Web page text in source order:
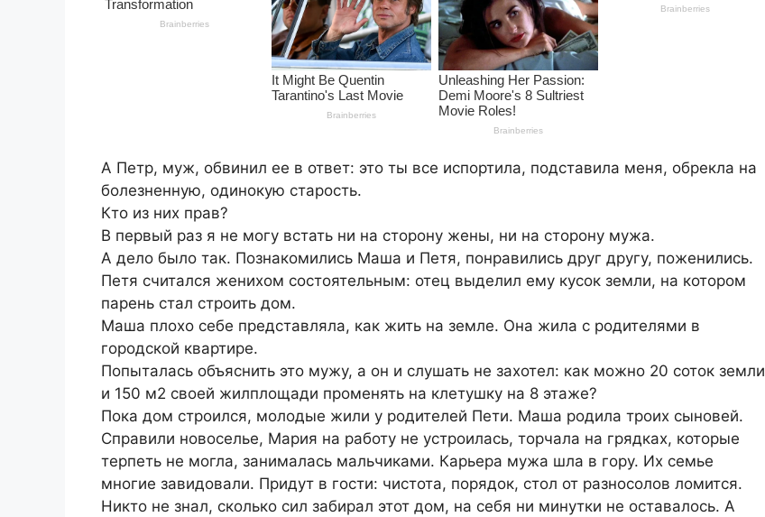
А Петр, муж, обвинил ее в ответ: это ты все испортила, подставила меня, обрекла на
болезненную, одинокую старость.
Кто из них прав?
В первый раз я не могу встать ни на сторону жены, ни на сторону мужа.
А дело было так. Познакомились Маша и Петя, понравились друг другу, поженились.
Петя считался женихом состоятельным: отец выделил ему кусок земли, на котором
парень стал строить дом.
Маша плохо себе представляла, как жить на земле. Она жила с родителями в
городской квартире.
Попыталась объяснить это мужу, а он и слушать не захотел: как можно 20 соток земли
и 150 м2 своей жилплощади променять на клетушку на 8 этаже?
Пока дом строился, молодые жили у родителей Пети. Маша родила троих сыновей.
Справили новоселье, Мария на работу не устроилась, торчала на грядках, которые
терпеть не могла, занималась мальчиками. Карьера мужа шла в гору. Их семье
многие завидовали. Придут в гости: чистота, порядок, стол от разносолов ломится.
Никто не знал, сколько сил забирал этот дом, на себя ни минутки не оставалось. А